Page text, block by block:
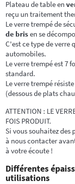
Plateau de table en
reçu un traitement
Le verre trempé de
de brisen se
C'est ce type de verre
automobiles.
Le verre trempé est 7
standard.
Le verre trempé
(dessous de plats
ATTENTION : LE
FOIS PRODUIT.
Si vous souhaitez des
à nous contacter
à votre écoute !
Différentes
utilisations